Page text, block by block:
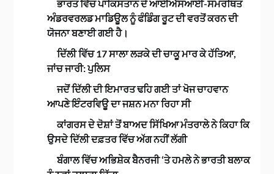
ਭਾਰਤ ਵਿੱਚ ਪਾਕਿਸਤਾਨ ਦੇ ਆਈਐਸਆਈ-ਸਮਰਥਿਤ
ਅੰਡਰਵਰਲਡ ਮਾਡਿਊਲ ਨੂੰ ਫੰਡਿੰਗ ਰੂਟ ਦੀ ਵਰਤੋਂ ਕਰਨ ਦੀ
ਯੋਜਨਾ ਬਣਾਈ ਗਈ ਹੈ।
ਦਿੱਲੀ ਵਿੱਚ 17 ਸਾਲਾ ਲੜਕੇ ਦੀ ਚਾਕੂ ਮਾਰ ਕੇ ਹੱਤਿਆ,
ਜਾਂਚ ਜਾਰੀ: ਪੁਲਿਸ
ਜਦੋਂ ਦਿੱਲੀ ਦੀ ਇਮਾਰਤ ਢਹਿ ਗਈ ਤਾਂ ਖੋਜ ਚਾਹਵਾਨ
ਆਪਣੇ ਇੰਟਰਵਿਊ ਦਾ ਜਸ਼ਨ ਮਨਾ ਰਿਹਾ ਸੀ
ਕਾਂਗਰਸ ਦੇ ਦੋਸ਼ਾਂ ਤੋਂ ਬਾਅਦ ਸਿੱਖਿਆ ਮੰਤਰਾਲੇ ਨੇ ਕਿਹਾ ਕਿ
ਉਸਦੇ ਦਿੱਲੀ ਦਫ਼ਤਰ ਵਿੱਚ ਅੱਗ ਨਹੀਂ ਲੱਗੀ
ਬੰਗਾਲ ਵਿੱਚ ਅਭਿਸ਼ੇਕ ਬੈਨਰਜੀ ‘ਤੇ ਹਮਲੇ ਨੇ ਭਾਰਤੀ ਬਲਾਕ